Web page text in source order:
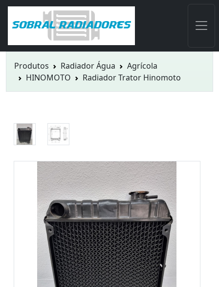
Produtos Radiador Água
Agrícola
HINOMOTO
Radiador Trator Hinomoto